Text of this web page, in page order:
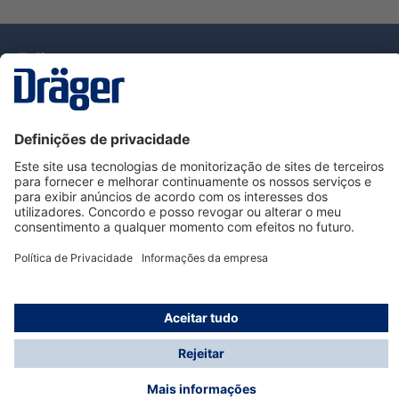
Serviço de Apoio ao Cliente Dräger
Utilização da loja
Informações
© Dräger Portugal, Lda, 2024
* Todos os preços excl. IVA mais
possíveis taxas de entrega, se não for indicado o